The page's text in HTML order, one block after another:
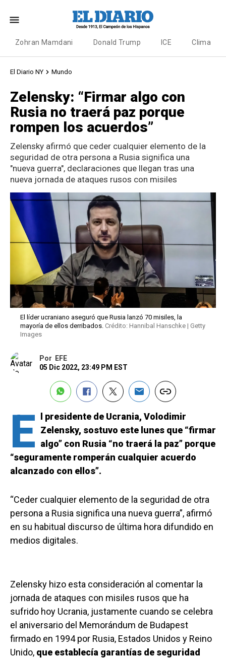
Zohran Mamdani Donald Trump ICE Clima
El Diario NY Mundo
Zelensky: “Firmar algo con
Rusia no traerá paz porque
rompen los acuerdos”
Zelensky afirmó que ceder cualquier elemento de la
seguridad de otra persona a Rusia significa una
"nueva guerra", declaraciones que llegan tras una
nueva jornada de ataques rusos con misiles
El líder ucraniano aseguró que Rusia lanzó 70 misiles, la
mayoría de ellos derribados. Crédito: Hannibal Hanschke | Getty
Images
Por
EFE
05 Dic 2022, 23:49 PM EST
E
l presidente de Ucrania, Volodimir
Zelensky, sostuvo este lunes que “firmar
algo” con Rusia “no traerá la paz” porque
“seguramente romperán cualquier acuerdo
alcanzado con ellos”.
“Ceder cualquier elemento de la seguridad de otra
persona a Rusia significa una nueva guerra”, afirmó
en su habitual discurso de última hora difundido en
medios digitales.
Zelensky hizo esta consideración al comentar la
jornada de ataques con misiles rusos que ha
sufrido hoy Ucrania, justamente cuando se celebra
el aniversario del Memorándum de Budapest
firmado en 1994 por Rusia, Estados Unidos y Reino
Unido, que establecía garantías de seguridad